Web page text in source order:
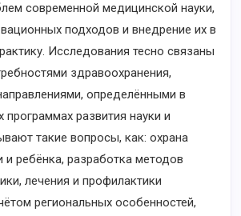
современной медицинской науки,
подходов и внедрение их в
Исследования тесно связаны
здравоохранения,
определёнными в
программах развития науки и
такие вопросы, как: охрана
и ребёнка, разработка методов
лечения и профилактики
региональных особенностей,